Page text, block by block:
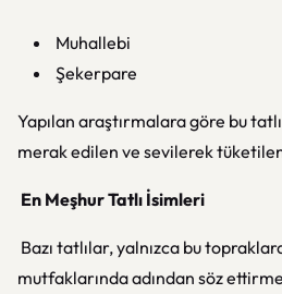
Muhallebi
Şekerpare
Yapılan araştırmalara göre bu
merak edilen ve sevilerek
En Meşhur Tatlı İsimleri
Bazı tatlılar, yalnızca bu
mutfaklarında adından söz